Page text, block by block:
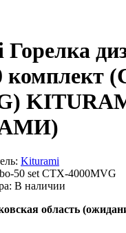
комплект
Kiturami
50 set CTX-4000MVG
В наличии
область